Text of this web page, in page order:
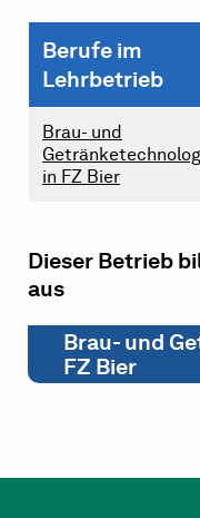
Berufe im
Lehrbetrieb
Brau- und
in FZ Bier
Dieser Betrieb
aus
Brau- und
FZ Bier